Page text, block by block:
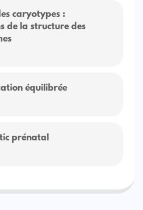
caryotypes :
de la structure des
équilibrée
prénatal